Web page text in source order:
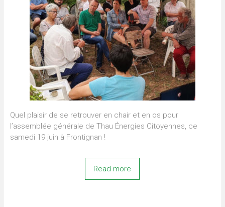
Quel plaisir de se retrouver en chair et en os pour
l’assemblée générale de Thau Énergies Citoyennes, ce
samedi 19 juin à Frontignan !
Read more